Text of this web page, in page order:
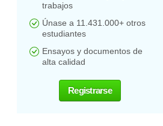
trabajos
Únase a 11.431.000+ otros
estudiantes
Ensayos y documentos de
alta calidad
Registrarse